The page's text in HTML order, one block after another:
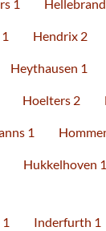
1
Hendrix 2
Heythausen 1
Hoelters 2
1
Hukkelhoven 1
Inderfurth 1